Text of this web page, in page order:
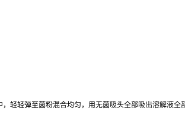
轻轻弹至菌粉混合均匀，用无菌吸头全部吸出溶解液